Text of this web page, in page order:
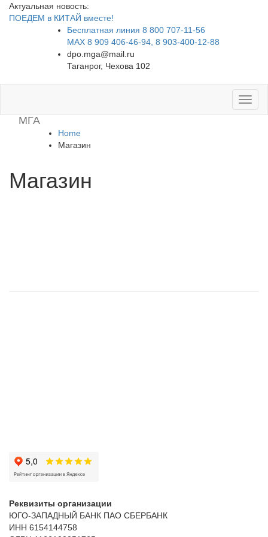
Актуальная новость:
ПОЕДЕМ в КИТАЙ вместе!
Бесплатная линия 8 800 707-11-56
MAX 8 909 406-46-94, 8 903-400-12-88
dpo.mga@mail.ru
Таганрог, Чехова 102
МГА
Home
Магазин
Магазин
Реквизиты организации
ЮГО-ЗАПАДНЫЙ БАНК ПАО СБЕРБАНК
ИНН 6154144758